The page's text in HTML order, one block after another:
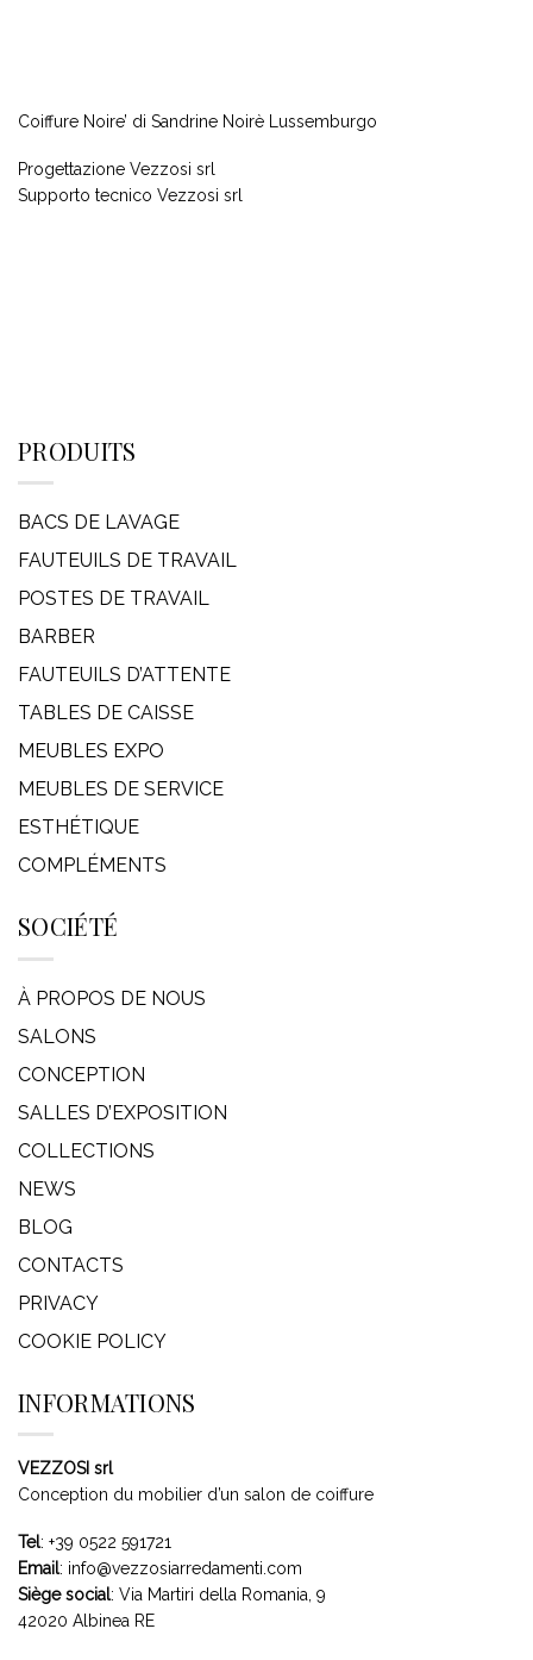
Coiffure Noire’ di Sandrine Noirè Lussemburgo
Progettazione Vezzosi srl
Supporto tecnico Vezzosi srl
PRODUITS
BACS DE LAVAGE
FAUTEUILS DE TRAVAIL
POSTES DE TRAVAIL
BARBER
FAUTEUILS D’ATTENTE
TABLES DE CAISSE
MEUBLES EXPO
MEUBLES DE SERVICE
ESTHÉTIQUE
COMPLÉMENTS
SOCIÉTÉ
À PROPOS DE NOUS
SALONS
CONCEPTION
SALLES D’EXPOSITION
COLLECTIONS
NEWS
BLOG
CONTACTS
PRIVACY
COOKIE POLICY
INFORMATIONS
VEZZOSI srl
Conception du mobilier d’un salon de coiffure
Tel: +39 0522 591721
Email: info@vezzosiarredamenti.com
Siège social: Via Martiri della Romania, 9
42020 Albinea RE